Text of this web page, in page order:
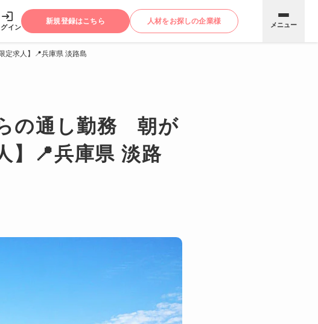
グイン
新規登録はこちら 人材をお探しの企業様 メニュー
定求人】📍兵庫県 淡路島
の通し勤務 朝が
】📍兵庫県 淡路